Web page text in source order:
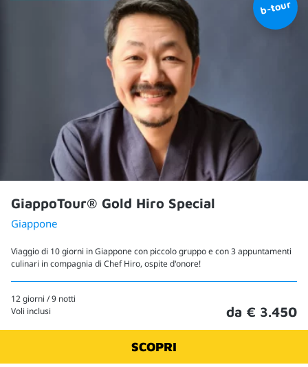
GiappoTour® Gold Hiro Special
Giappone
Viaggio di 10 giorni in Giappone con piccolo gruppo e con 3 appuntamenti
culinari in compagnia di Chef Hiro, ospite d'onore!
12 giorni / 9 notti
Voli inclusi
da € 3.450
SCOPRI